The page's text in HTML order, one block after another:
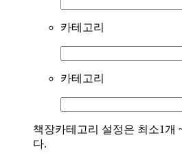
카테고리
카테고리
책장카테고리 설정은 최소1개
다.